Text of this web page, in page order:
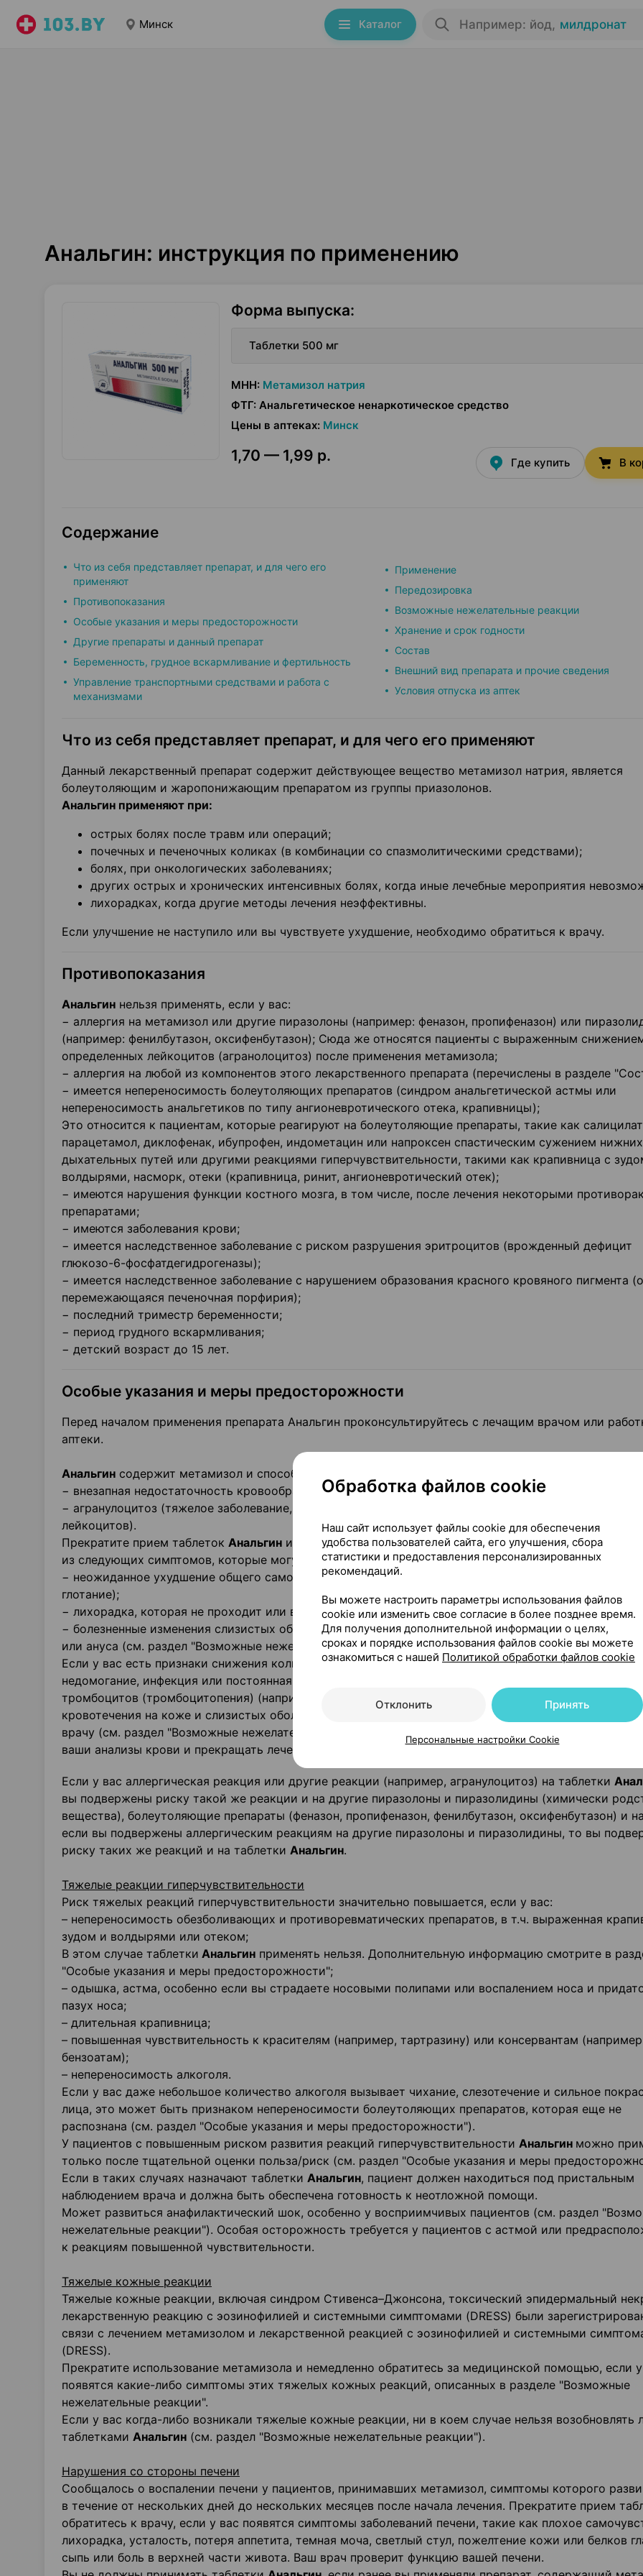
Минск Каталог Например: йод, милдронат
Анальгин: инструкция по применению
Форма выпуска:
Таблетки 500 мг
МНН: Метамизол натрия
ФТГ: Анальгетическое ненаркотическое средство
Цены в аптеках: Минск
1,70 — 1,99 р. Где купить В
Содержание
Что из себя представляет препарат, и для чего его
применяют
Противопоказания
Особые указания и меры предосторожности
Другие препараты и данный препарат
Беременность, грудное вскармливание и фертильность
Управление транспортными средствами и работа с
механизмами
Применение
Передозировка
Возможные нежелательные реакции
Хранение и срок годности
Состав
Внешний вид препарата и прочие сведения
Условия отпуска из аптек
Что из себя представляет препарат, и для чего его применяют
Данный лекарственный препарат содержит действующее вещество метамизол натрия, является
болеутоляющим и жаропонижающим препаратом из группы приазолонов.
Анальгин применяют при:
острых болях после травм или операций;
почечных и печеночных коликах (в комбинации со спазмолитическими средствами);
болях, при онкологических заболеваниях;
других острых и хронических интенсивных болях, когда иные лечебные мероприятия
лихорадках, когда другие методы лечения неэффективны.
Если улучшение не наступило или вы чувствуете ухудшение, необходимо обратиться к врачу.
Противопоказания
Анальгин нельзя применять, если у вас:
− аллергия на метамизол или другие пиразолоны (например: феназон, пропифеназон) или
(например: фенилбутазон, оксифенбутазон); Сюда же относятся пациенты с выраженным
определенных лейкоцитов (агранолоцитоз) после применения метамизола;
− аллергия на любой из компонентов этого лекарственного препарата (перечислены в разделе
− имеется непереносимость болеутоляющих препаратов (синдром анальгетической астмы или
непереносимость анальгетиков по типу ангионевротического отека, крапивницы);
Это относится к пациентам, которые реагируют на болеутоляющие препараты, такие как
парацетамол, диклофенак, ибупрофен, индометацин или напроксен спастическим сужением нижних
дыхательных путей или другими реакциями гиперчувствительности, такими как крапивница с
волдырями, насморк, отеки (крапивница, ринит, ангионевротический отек);
− имеются нарушения функции костного мозга, в том числе, после лечения некоторыми
препаратами;
− имеются заболевания крови;
− имеется наследственное заболевание с риском разрушения эритроцитов (врожденный дефицит
глюкозо-6-фосфатдегидрогеназы);
− имеется наследственное заболевание с нарушением образования красного кровяного пигмента
перемежающаяся печеночная порфирия);
− последний триместр беременности;
− период грудного вскармливания;
− детский возраст до 15 лет.
Особые указания и меры предосторожности
Перед началом применения препарата Анальгин проконсультируйтесь с лечащим врачом или
аптеки.
Анальгин содержит метамизол и способен вызвать редкие, но опасные для жизни нежелательные
− внезапная недостаточность кровообращения;
− агранулоцитоз (тяжелое заболевание, характеризующееся резким снижением в крови
лейкоцитов).
Прекратите прием таблеток Анальгин и немедленно обратитесь к врачу, если у вас возникнут
из следующих симптомов, которые могут указывать на возможный агранулоцитоз:
− неожиданное ухудшение общего самочувствия (например: лихорадка, озноб, боль в горле,
глотание);
− лихорадка, которая не проходит или возвращается;
− болезненные изменения слизистых оболочек, особенно во рту, носу и горле, или в области
или ануса (см. раздел "Возможные нежелательные реакции").
Если у вас есть признаки снижения количества всех типов клеток крови (панцитопения)
недомогание, инфекция или постоянная лихорадка, кровоподтеки, кровотечение и бледность) или
тромбоцитов (тромбоцитопения) (например: повышенная склонность к кровотечениям, точечные
кровотечения на коже и слизистых оболочках), прекратите прием таблеток и немедленно
врачу (см. раздел "Возможные нежелательные реакции"). Ваш врач должен регулярно
ваши анализы крови и прекращать лечение, если есть определенные изменения.
Если у вас аллергическая реакция или другие реакции (например, агранулоцитоз) на таблетки
вы подвержены риску такой же реакции и на другие пиразолоны и пиразолидины (химически
вещества), болеутоляющие препараты (феназон, пропифеназон, фенилбутазон, оксифенбутазон) и
если вы подвержены аллергическим реакциям на другие пиразолоны и пиразолидины, то вы
риску таких же реакций и на таблетки Анальгин.
Тяжелые реакции гиперчувствительности
Риск тяжелых реакций гиперчувствительности значительно повышается, если у вас:
– непереносимость обезболивающих и противоревматических препаратов, в т.ч. выраженная
зудом и волдырями или отеком;
В этом случае таблетки Анальгин применять нельзя. Дополнительную информацию смотрите в
"Особые указания и меры предосторожности";
– одышка, астма, особенно если вы страдаете носовыми полипами или воспалением носа и
пазух носа;
– длительная крапивница;
– повышенная чувствительность к красителям (например, тартразину) или консервантам
бензоатам);
– непереносимость алкоголя.
Если у вас даже небольшое количество алкоголя вызывает чихание, слезотечение и сильное
лица, это может быть признаком непереносимости болеутоляющих препаратов, которая еще не
распознана (см. раздел "Особые указания и меры предосторожности").
У пациентов с повышенным риском развития реакций гиперчувствительности Анальгин можно
только после тщательной оценки польза/риск (см. раздел "Особые указания и меры
Если в таких случаях назначают таблетки Анальгин, пациент должен находиться под пристальным
наблюдением врача и должна быть обеспечена готовность к неотложной помощи.
Может развиться анафилактический шок, особенно у восприимчивых пациентов (см. раздел
нежелательные реакции"). Особая осторожность требуется у пациентов с астмой или
к реакциям повышенной чувствительности.
Тяжелые кожные реакции
Тяжелые кожные реакции, включая синдром Стивенса–Джонсона, токсический эпидермальный
лекарственную реакцию с эозинофилией и системными симптомами (DRESS) были
связи с лечением метамизолом и лекарственной реакцией с эозинофилией и системными
(DRESS).
Прекратите использование метамизола и немедленно обратитесь за медицинской помощью, если
появятся какие-либо симптомы этих тяжелых кожных реакций, описанных в разделе "Возможные
нежелательные реакции".
Если у вас когда-либо возникали тяжелые кожные реакции, ни в коем случае нельзя возобновлять
таблетками Анальгин (см. раздел "Возможные нежелательные реакции").
Нарушения со стороны печени
Сообщалось о воспалении печени у пациентов, принимавших метамизол, симптомы которого
в течение от нескольких дней до нескольких месяцев после начала лечения. Прекратите прием
обратитесь к врачу, если у вас появятся симптомы заболеваний печени, такие как плохое
лихорадка, усталость, потеря аппетита, темная моча, светлый стул, пожелтение кожи или белков
сыпь или боль в верхней части живота. Ваш врач проверит функцию вашей печени.
Обработка файлов cookie
Наш сайт использует файлы cookie для обеспечения
удобства пользователей сайта, его улучшения, сбора
статистики и предоставления персонализированных
рекомендаций.
Вы можете настроить параметры использования файлов
cookie или изменить свое согласие в более позднее время.
Для получения дополнительной информации о целях,
сроках и порядке использования файлов cookie вы можете
ознакомиться с нашей Политикой обработки файлов cookie
Отклонить Принять
Персональные настройки Cookie